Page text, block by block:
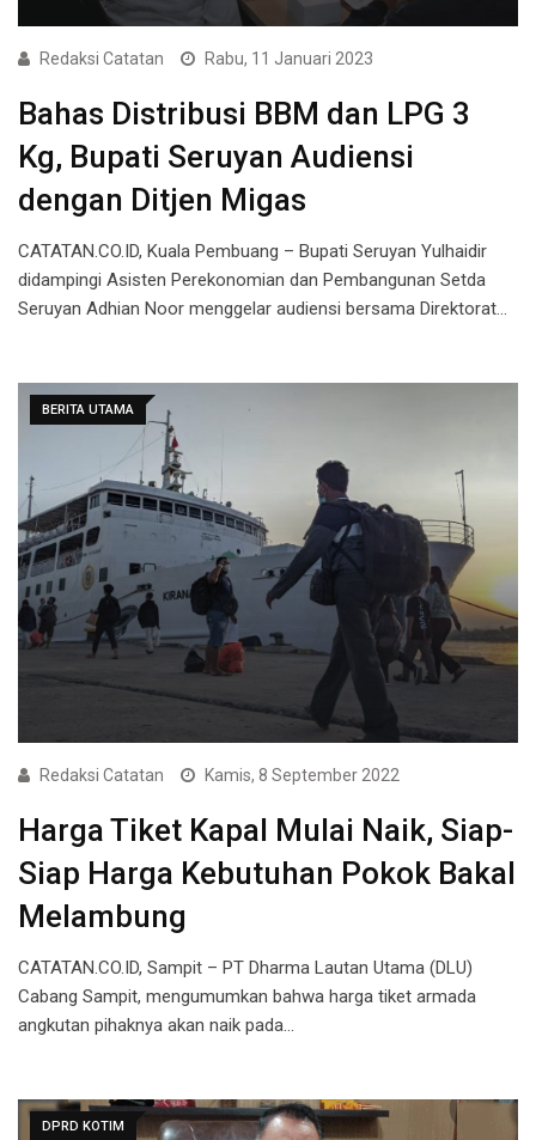
Redaksi Catatan Rabu, 11 Januari 2023
Bahas Distribusi BBM dan LPG 3
Kg, Bupati Seruyan Audiensi
dengan Ditjen Migas
CATATAN.CO.ID, Kuala Pembuang – Bupati Seruyan Yulhaidir
didampingi Asisten Perekonomian dan Pembangunan Setda
Seruyan Adhian Noor menggelar audiensi bersama Direktorat…
BERITA UTAMA
Redaksi Catatan Kamis, 8 September 2022
Harga Tiket Kapal Mulai Naik, Siap-
Siap Harga Kebutuhan Pokok Bakal
Melambung
CATATAN.CO.ID, Sampit – PT Dharma Lautan Utama (DLU)
Cabang Sampit, mengumumkan bahwa harga tiket armada
angkutan pihaknya akan naik pada…
DPRD KOTIM